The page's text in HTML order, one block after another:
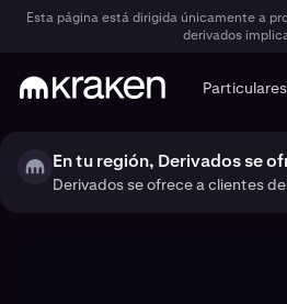
Esta página está dirigida únicamente a
derivados
Particulares
En tu región, Derivados se
Derivados se ofrece a clientes